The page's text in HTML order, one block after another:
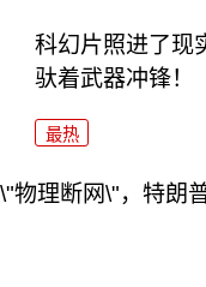
科幻片照进了现
驮着武器冲锋！
最热
物理断网\"，特朗